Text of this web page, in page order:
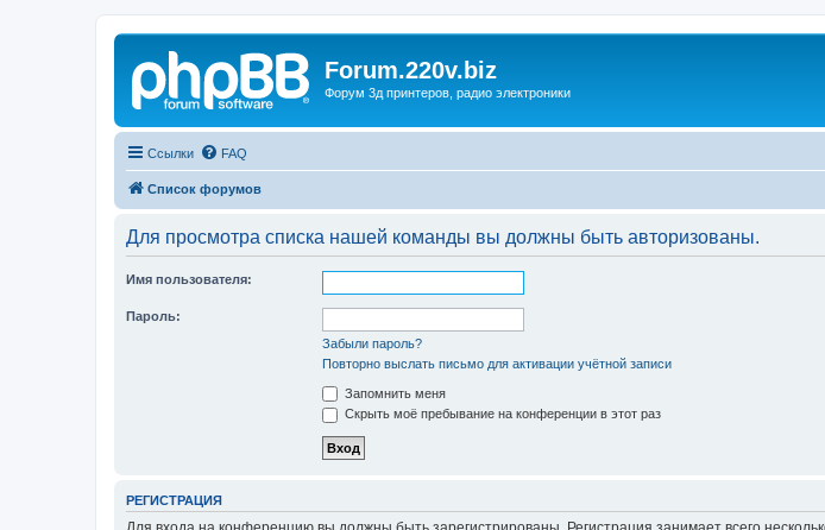
Forum.220v.biz
Форум 3д принтеров, радио электроники
Ссылки FAQ
Список форумов
Для просмотра списка нашей команды вы должны быть авторизованы.
Имя пользователя:
Пароль:
Забыли пароль?
Повторно выслать письмо для активации учётной записи
Запомнить меня
Скрыть моё пребывание на конференции в этот раз
РЕГИСТРАЦИЯ